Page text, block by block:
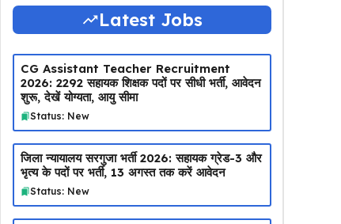
Latest Jobs
CG Assistant Teacher Recruitment
2026: 2292 सहायक शिक्षक पदों पर सीधी भर्ती, आवेदन
शुरू, देखें योग्यता, आयु सीमा
Status: New
जिला न्यायालय सरगुजा भर्ती 2026: सहायक ग्रेड-3 और
भृत्य के पदों पर भर्ती, 13 अगस्त तक करें आवेदन
Status: New